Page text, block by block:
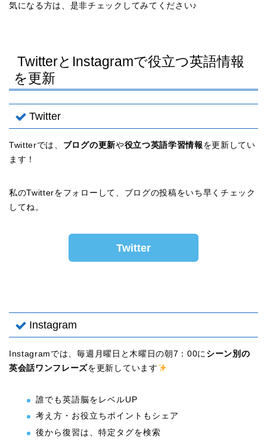
気になる方は、是非チェックしてみてください♪
TwitterとInstagramで役立つ英語情報
を更新
Twitter
Twitterでは、 ブログの更新や役立つ英語学習情報 を更新してい
ます！
私のTwitterをフォローして、ブログの投稿をいち早くチェック
してね。
Twitter
Instagram
Instagramでは、毎週月曜日と木曜日の朝7：00に シーン別の
英会話ワンフレーズを更新しています
誰でも英語脳をレベルUP
考え方・お役立ちポイントもシェア
後から復習は、特定タグを検索